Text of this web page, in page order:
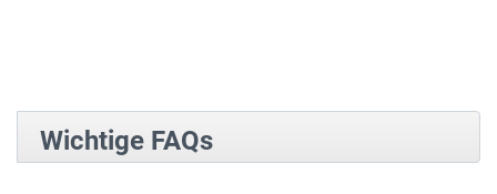
Wichtige FAQs